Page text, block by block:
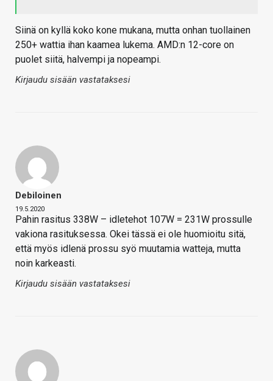
Siinä on kyllä koko kone mukana, mutta onhan tuollainen
250+ wattia ihan kaamea lukema. AMD:n 12-core on
puolet siitä, halvempi ja nopeampi.
Kirjaudu sisään vastataksesi
Debiloinen
19.5.2020
Pahin rasitus 338W – idletehot 107W = 231W prossulle
vakiona rasituksessa. Okei tässä ei ole huomioitu sitä,
että myös idlenä prossu syö muutamia watteja, mutta
noin karkeasti.
Kirjaudu sisään vastataksesi